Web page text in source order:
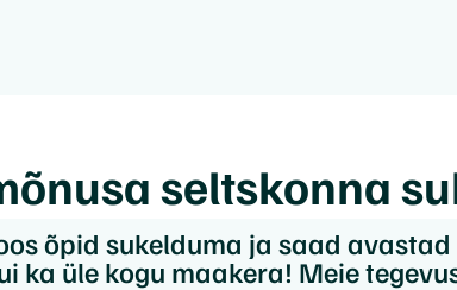
seltskonna
õpid sukelduma ja saad
ka üle kogu maakera! Meie